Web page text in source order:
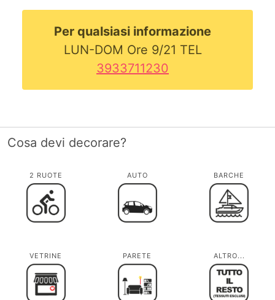
Per qualsiasi informazione
LUN-DOM Ore 9/21 TEL
3933711230
Cosa devi decorare?
2 RUOTE AUTO BARCHE
VETRINE PARETE ALTRO...